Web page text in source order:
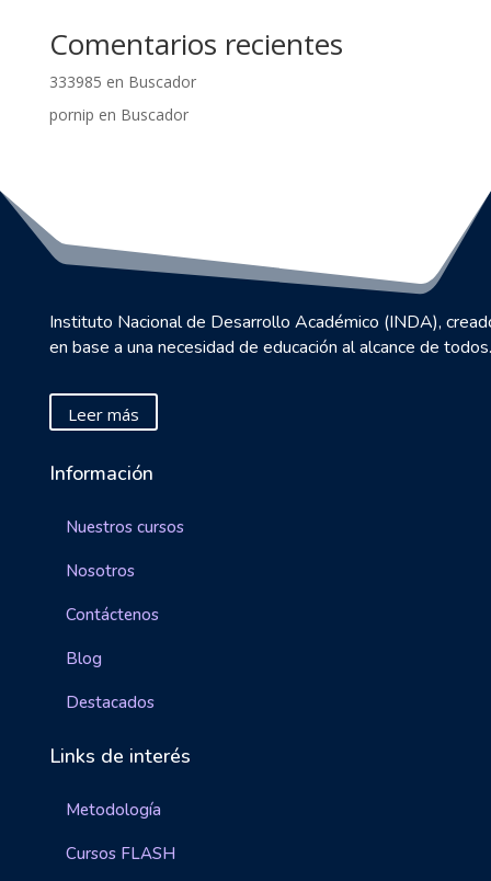
Comentarios recientes
333985 en Buscador
pornip en Buscador
Instituto Nacional de Desarrollo Académico (INDA),
en base a una necesidad de educación al alcance de todos.
Leer más
Información
Nuestros cursos
Nosotros
Contáctenos
Blog
Destacados
Links de interés
Metodología
Cursos FLASH